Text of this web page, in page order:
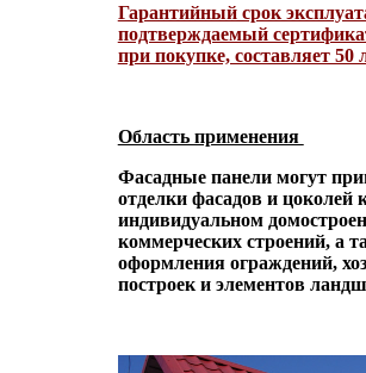
Гарантийный срок
подтверждаемый
при покупке, составляет 50
Область применения
Фасадные панели могут
отделки фасадов и цоколей
индивидуальном
коммерческих строений, а
оформления ограждений,
построек и элементов